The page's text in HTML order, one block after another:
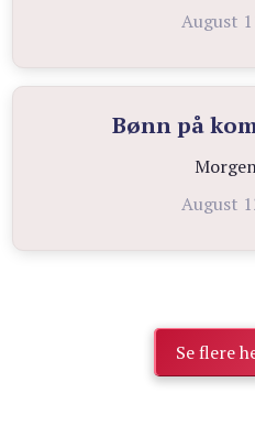
August
Bønn på
August
Se flere